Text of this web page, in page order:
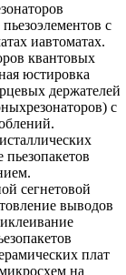
с
иавтоматах.
квантовых
юстировка
держателей
с
сегнетовой
выводов
плат
на